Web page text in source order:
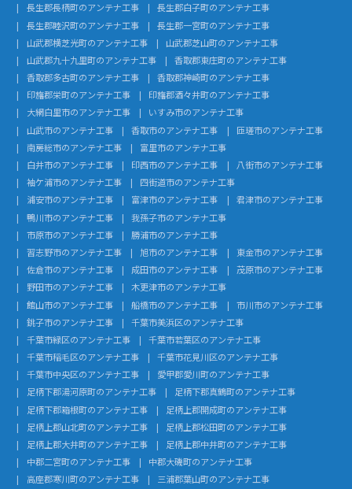
長生郡長柄町のアンテナ工事
長生郡白子町のアンテナ工事
長生郡睦沢町のアンテナ工事
長生郡一宮町のアンテナ工事
山武郡横芝光町のアンテナ工事
山武郡芝山町のアンテナ工事
山武郡九十九里町のアンテナ工事
香取郡東庄町のアンテナ工事
香取郡多古町のアンテナ工事
香取郡神崎町のアンテナ工事
印旛郡栄町のアンテナ工事
印旛郡酒々井町のアンテナ工事
大網白里市のアンテナ工事
いすみ市のアンテナ工事
山武市のアンテナ工事
香取市のアンテナ工事
匝瑳市のアンテナ工事
南房総市のアンテナ工事
富里市のアンテナ工事
白井市のアンテナ工事
印西市のアンテナ工事
八街市のアンテナ工事
袖ケ浦市のアンテナ工事
四街道市のアンテナ工事
浦安市のアンテナ工事
富津市のアンテナ工事
君津市のアンテナ工事
鴨川市のアンテナ工事
我孫子市のアンテナ工事
市原市のアンテナ工事
勝浦市のアンテナ工事
習志野市のアンテナ工事
旭市のアンテナ工事
東金市のアンテナ工事
佐倉市のアンテナ工事
成田市のアンテナ工事
茂原市のアンテナ工事
野田市のアンテナ工事
木更津市のアンテナ工事
館山市のアンテナ工事
船橋市のアンテナ工事
市川市のアンテナ工事
銚子市のアンテナ工事
千葉市美浜区のアンテナ工事
千葉市緑区のアンテナ工事
千葉市若葉区のアンテナ工事
千葉市稲毛区のアンテナ工事
千葉市花見川区のアンテナ工事
千葉市中央区のアンテナ工事
愛甲郡愛川町のアンテナ工事
足柄下郡湯河原町のアンテナ工事
足柄下郡真鶴町のアンテナ工事
足柄下郡箱根町のアンテナ工事
足柄上郡開成町のアンテナ工事
足柄上郡山北町のアンテナ工事
足柄上郡松田町のアンテナ工事
足柄上郡大井町のアンテナ工事
足柄上郡中井町のアンテナ工事
中郡二宮町のアンテナ工事
中郡大磯町のアンテナ工事
高座郡寒川町のアンテナ工事
三浦郡葉山町のアンテナ工事